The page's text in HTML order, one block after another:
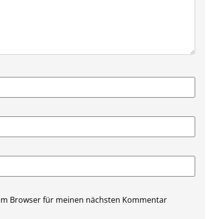
Browser für meinen nächsten Kommentar